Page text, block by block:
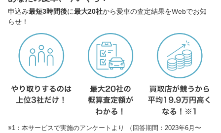
申込み最短3時間後に最大20社から愛車の査定結果をWebでお知
らせ！
※1：本サービスで実施のアンケートより （回答期間：2023年6月〜